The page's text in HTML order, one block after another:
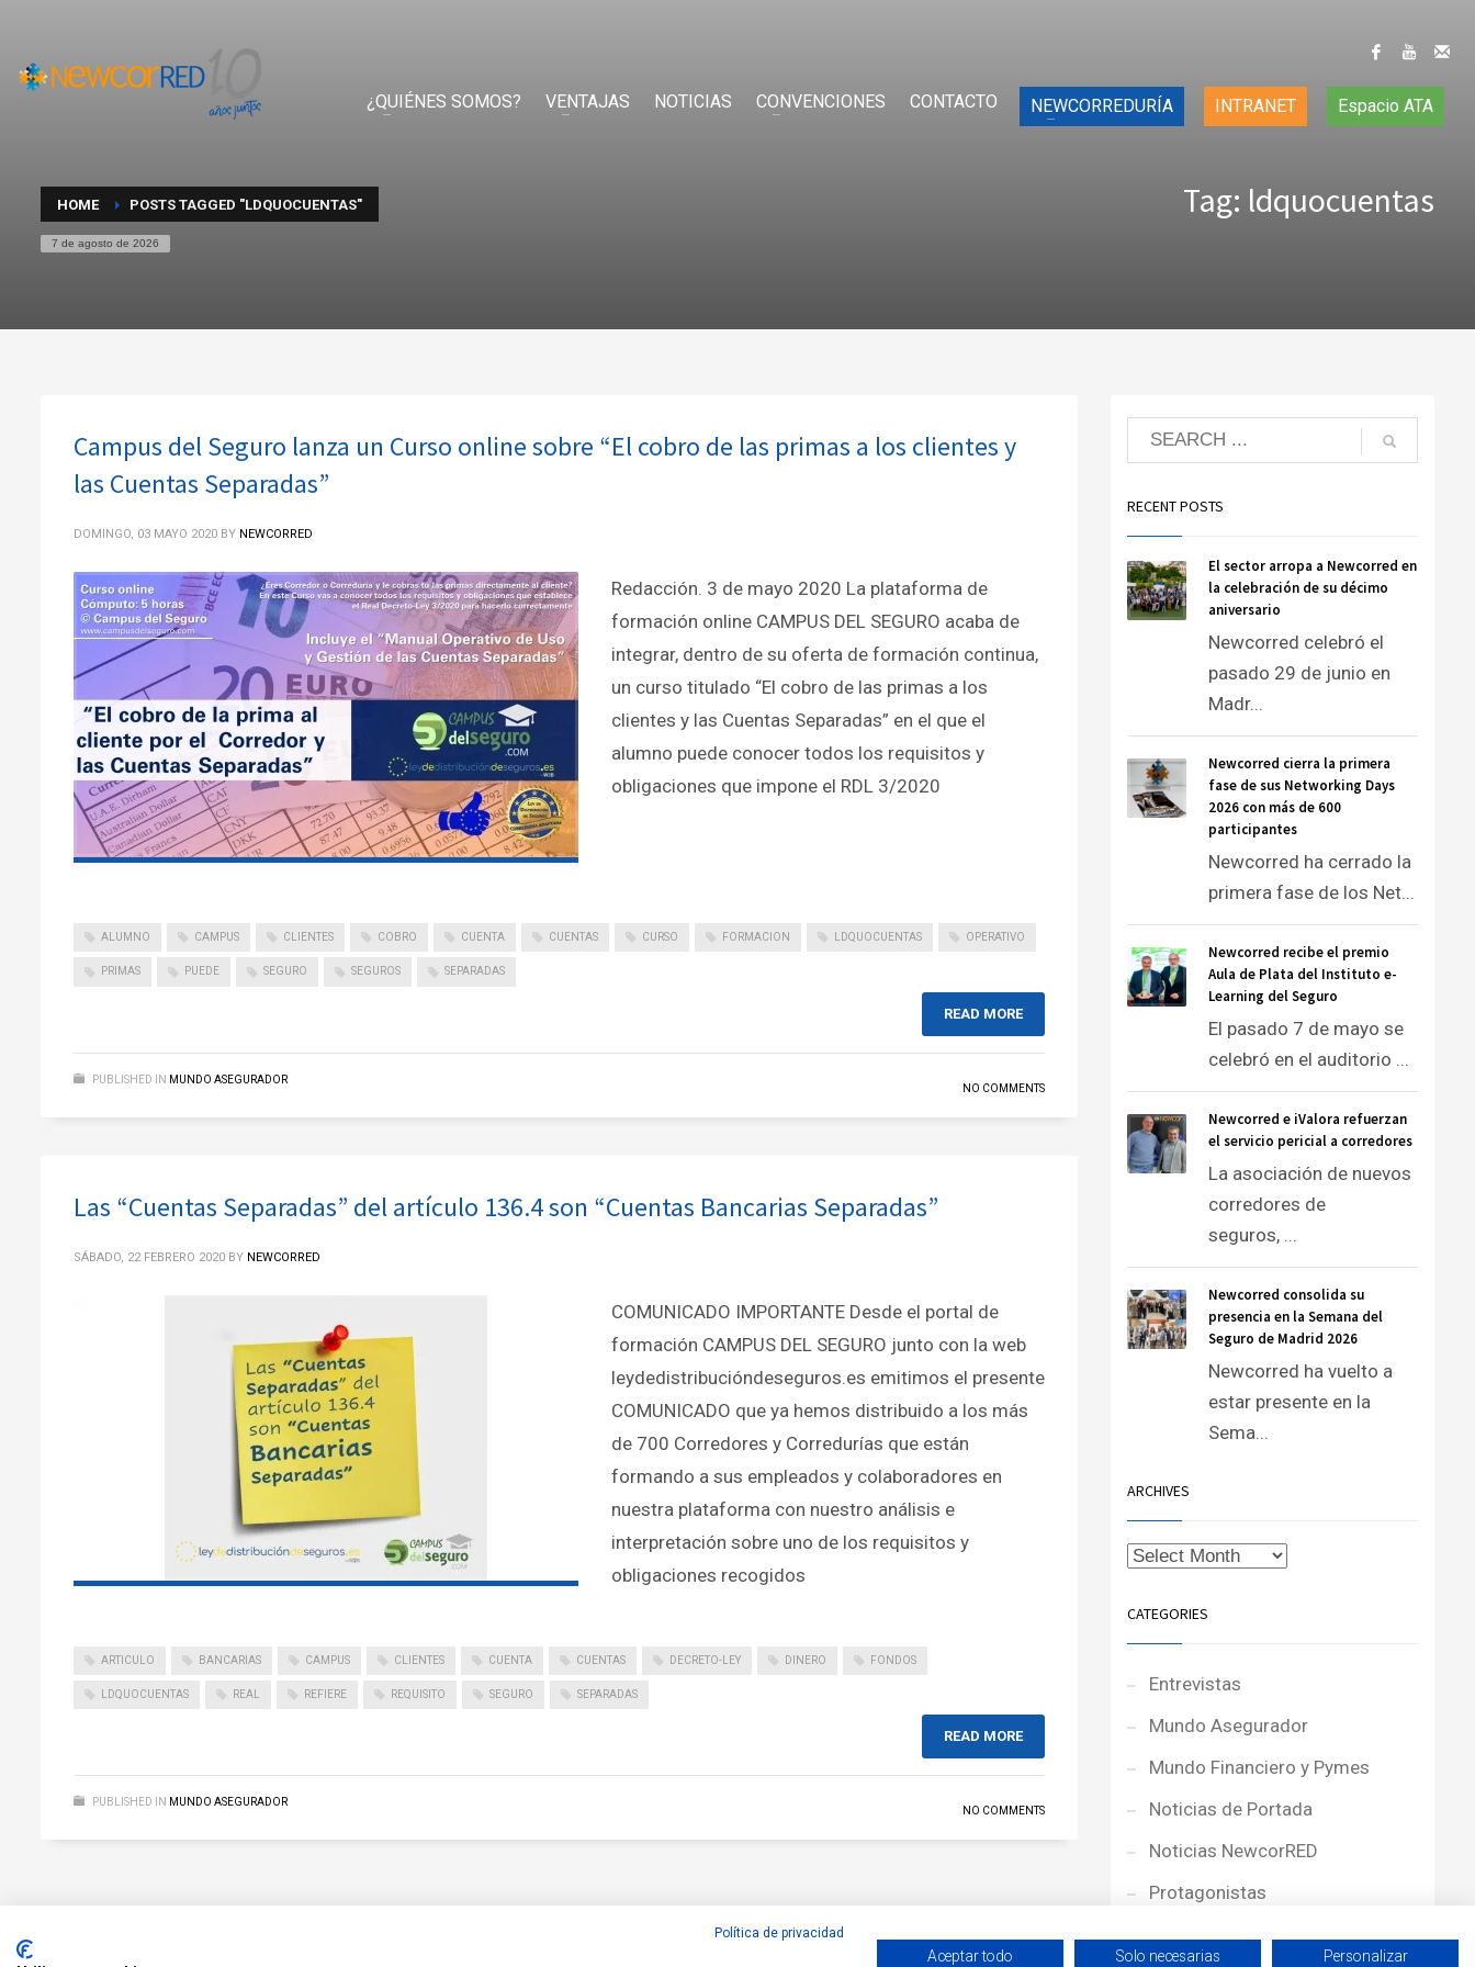
¿QUIÉNES SOMOS? VENTAJAS NOTICIAS CONVENCIONES CONTACTO NEWCORREDURÍA INTRANET Espacio ATA
HOME POSTS TAGGED "LDQUOCUENTAS"
7 de agosto de 2026
Tag: ldquocuentas
Campus del Seguro lanza un Curso online sobre “El cobro de las primas a los clientes y
las Cuentas Separadas”
DOMINGO, 03 MAYO 2020 BY NEWCORRED
Redacción. 3 de mayo 2020 La plataforma de
formación online CAMPUS DEL SEGURO acaba de
integrar, dentro de su oferta de formación continua,
un curso titulado “El cobro de las primas a los
clientes y las Cuentas Separadas” en el que el
alumno puede conocer todos los requisitos y
obligaciones que impone el RDL 3/2020
ALUMNO CAMPUS CLIENTES COBRO CUENTA CUENTAS CURSO FORMACION LDQUOCUENTAS OPERATIVO
PRIMAS PUEDE SEGURO SEGUROS SEPARADAS
READ MORE
PUBLISHED IN MUNDO ASEGURADOR
NO COMMENTS
Las “Cuentas Separadas” del artículo 136.4 son “Cuentas Bancarias Separadas”
SÁBADO, 22 FEBRERO 2020 BY NEWCORRED
COMUNICADO IMPORTANTE Desde el portal de
formación CAMPUS DEL SEGURO junto con la web
leydedistribucióndeseguros.es emitimos el presente
COMUNICADO que ya hemos distribuido a los más
de 700 Corredores y Corredurías que están
formando a sus empleados y colaboradores en
nuestra plataforma con nuestro análisis e
interpretación sobre uno de los requisitos y
obligaciones recogidos
ARTICULO BANCARIAS CAMPUS CLIENTES CUENTA CUENTAS DECRETO-LEY DINERO FONDOS
LDQUOCUENTAS REAL REFIERE REQUISITO SEGURO SEPARADAS
READ MORE
PUBLISHED IN MUNDO ASEGURADOR
NO COMMENTS
RECENT POSTS
El sector arropa a Newcorred en
la celebración de su décimo
aniversario
Newcorred celebró el
pasado 29 de junio en
Madr...
Newcorred cierra la primera
fase de sus Networking Days
2026 con más de 600
participantes
Newcorred ha cerrado la
primera fase de los Net...
Newcorred recibe el premio
Aula de Plata del Instituto e-
Learning del Seguro
El pasado 7 de mayo se
celebró en el auditorio ...
Newcorred e iValora refuerzan
el servicio pericial a corredores
La asociación de nuevos
corredores de
seguros, ...
Newcorred consolida su
presencia en la Semana del
Seguro de Madrid 2026
Newcorred ha vuelto a
estar presente en la
Sema...
ARCHIVES
CATEGORIES
Entrevistas
Mundo Asegurador
Mundo Financiero y Pymes
Noticias de Portada
Noticias NewcorRED
Protagonistas
Reportajes
Política de privacidad
Aceptar todo Solo necesarias Personalizar